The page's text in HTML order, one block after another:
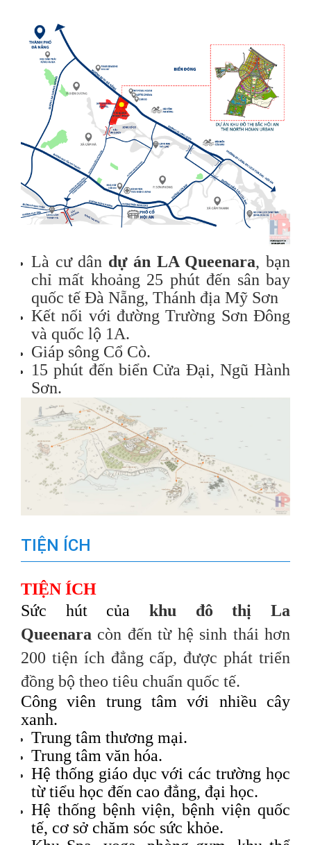
Là cư dân dự án LA Queenara, bạn
chỉ mất khoảng 25 phút đến sân bay
quốc tế Đà Nẵng, Thánh địa Mỹ Sơn
Kết nối với đường Trường Sơn Đông
và quốc lộ 1A.
Giáp sông Cổ Cò.
15 phút đến biển Cửa Đại, Ngũ Hành
Sơn.
TIỆN ÍCH
TIỆN ÍCH
Sức hút của khu đô thị La
Queenara còn đến từ hệ sinh thái hơn
200 tiện ích đẳng cấp, được phát triển
đồng bộ theo tiêu chuẩn quốc tế.
Công viên trung tâm với nhiều cây
xanh.
Trung tâm thương mại.
Trung tâm văn hóa.
Hệ thống giáo dục với các trường học
từ tiểu học đến cao đẳng, đại học.
Hệ thống bệnh viện, bệnh viện quốc
tế, cơ sở chăm sóc sức khỏe.